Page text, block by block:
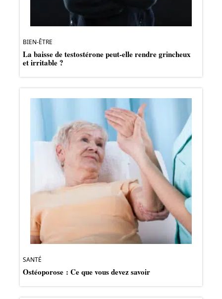
BIEN-ÊTRE
La baisse de testostérone peut-elle rendre grincheux
et irritable ?
SANTÉ
Ostéoporose : Ce que vous devez savoir